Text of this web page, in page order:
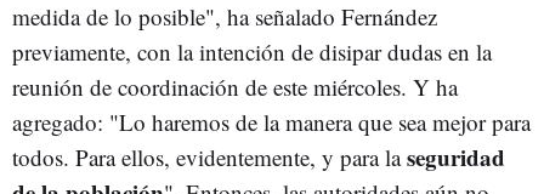
medida de lo posible", ha señalado Fernández
previamente, con la intención de disipar dudas en la
reunión de coordinación de este miércoles. Y ha
agregado: "Lo haremos de la manera que sea mejor para
todos. Para ellos, evidentemente, y para laseguridad